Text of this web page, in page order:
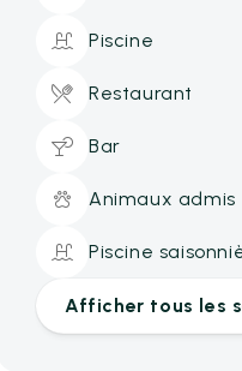
Piscine
Restaurant
Bar
Animaux admis
Piscine
Afficher tous les